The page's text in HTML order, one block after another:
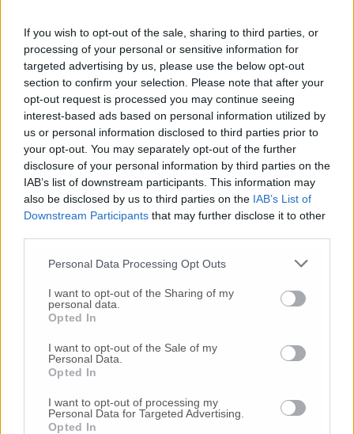
If you wish to opt-out of the sale, sharing to third parties, or
processing of your personal or sensitive information for
targeted advertising by us, please use the below opt-out
section to confirm your selection. Please note that after your
opt-out request is processed you may continue seeing
interest-based ads based on personal information utilized by
us or personal information disclosed to third parties prior to
your opt-out. You may separately opt-out of the further
disclosure of your personal information by third parties on the
IAB’s list of downstream participants. This information may
also be disclosed by us to third parties on the IAB’s List of
Downstream Participants that may further disclose it to other
Personal Data Processing Opt Outs
I want to opt-out of the Sharing of my
personal data.
Opted In
I want to opt-out of the Sale of my
Personal Data.
Opted In
I want to opt-out of processing my
Personal Data for Targeted Advertising.
Opted In
andiamo a garantire un servizio
fondamentale per le famiglie e per tutto il
territorio del bacino fabrianese. Stiamo
lavorando anche sulla formazione dei medici:
da quest’anno, e nei prossimi, saremo in grado
di garantire il turnover legato ai
pensionamenti e di colmare una grave
carenza di personale che abbiamo ereditato.
Abbiamo introdotto nuove Tac, Risonanze
Magnetiche e grandi apparecchiature
sanitarie, anche dotate di intelligenza
artificiale. Grazie a questo importante
prime regioni in Italia per innovazione
tecnologica in ambito sanitario».